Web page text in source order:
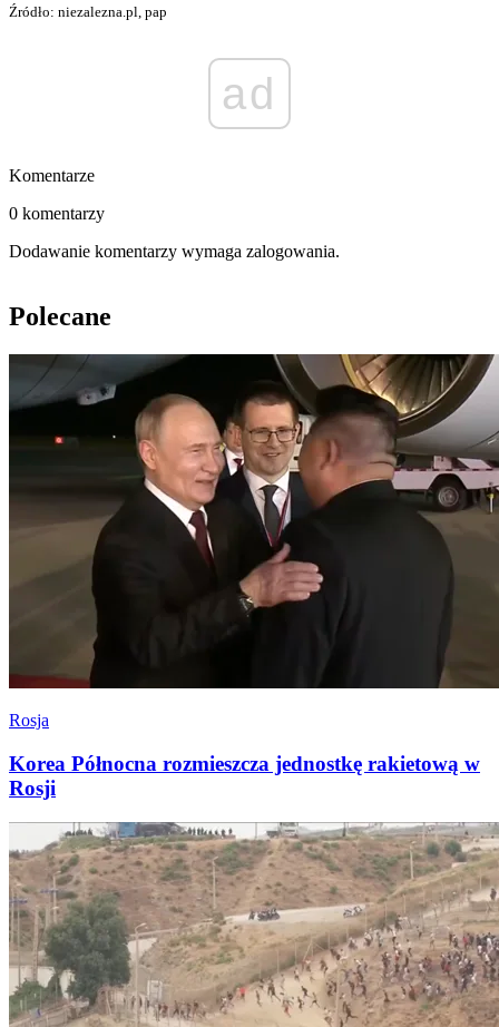
Źródło: niezalezna.pl, pap
ad
Komentarze
0 komentarzy
Dodawanie komentarzy wymaga zalogowania.
Polecane
Rosja
Korea Północna rozmieszcza jednostkę rakietową w
Rosji